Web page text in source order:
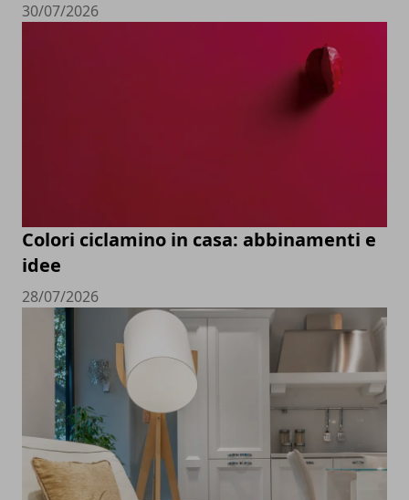
30/07/2026
Colori ciclamino in casa: abbinamenti e
idee
28/07/2026